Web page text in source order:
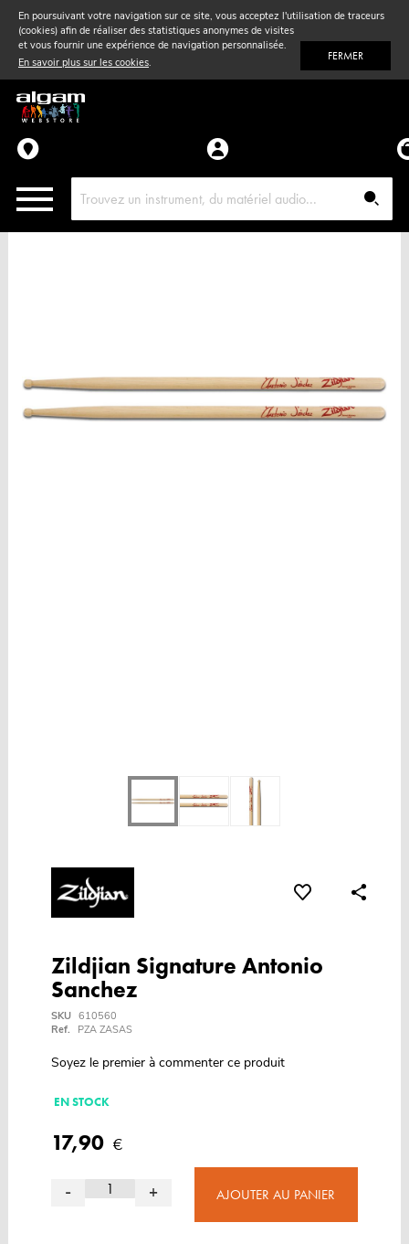
En poursuivant votre navigation sur ce site, vous acceptez l'utilisation de traceurs
(cookies) afin de réaliser des statistiques anonymes de visites
et vous fournir une expérience de navigation personnalisée.
En savoir plus sur les cookies. FERMER
Vent& Violon
Accessoires
Pièces détachées
Zildjian Signature Antonio
Sanchez
SKU 610560
Ref.
PZA ZASAS
Soyez le premier à commenter ce produit
EN STOCK
17,90 €
- + AJOUTER AU PANIER